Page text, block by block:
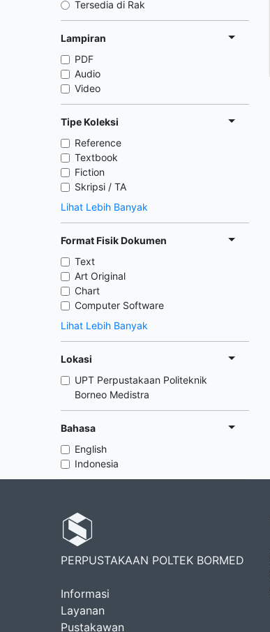
Tersedia di Rak
Lampiran
PDF
Audio
Video
Tipe Koleksi
Reference
Textbook
Fiction
Skripsi / TA
Lihat Lebih Banyak
Format Fisik Dokumen
Text
Art Original
Chart
Computer Software
Lihat Lebih Banyak
Lokasi
UPT Perpustakaan Politeknik
Borneo Medistra
Bahasa
English
Indonesia
PERPUSTAKAAN POLTEK BORMED
Informasi
Layanan
Pustakawan